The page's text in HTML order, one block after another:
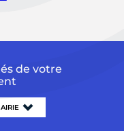
de votre